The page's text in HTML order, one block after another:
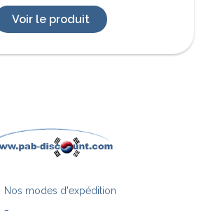
Voir le produit
Nos modes d'expédition